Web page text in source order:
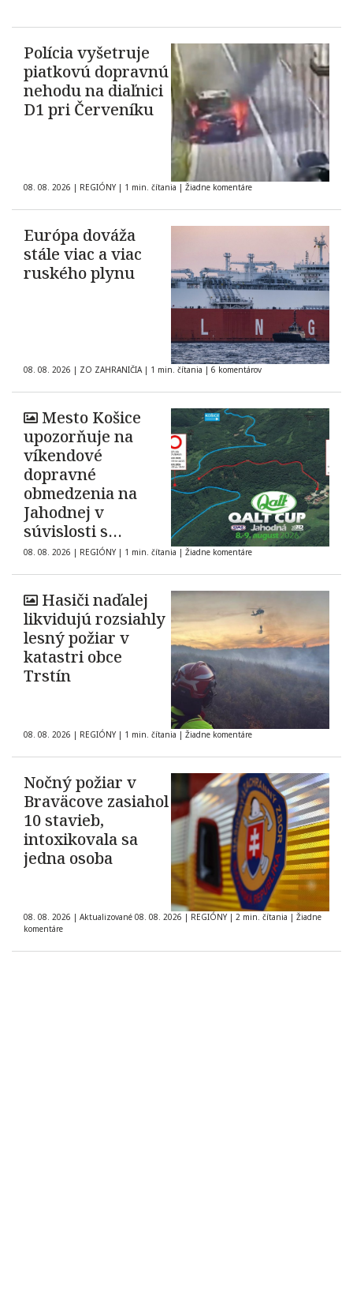
Polícia vyšetruje
piatkovú dopravnú
nehodu na diaľnici
D1 pri Červeníku
08. 08. 2026 | REGIÓNY | 1 min. čítania | Žiadne komentáre
Európa dováža
stále viac a viac
ruského plynu
08. 08. 2026 | ZO ZAHRANIČIA | 1 min. čítania | 6 komentárov
Mesto Košice
upozorňuje na
víkendové
dopravné
obmedzenia na
Jahodnej v
súvislosti s
automobilovými
pretekmi
08. 08. 2026 | REGIÓNY | 1 min. čítania | Žiadne komentáre
Hasiči naďalej
likvidujú rozsiahly
lesný požiar v
katastri obce
Trstín
08. 08. 2026 | REGIÓNY | 1 min. čítania | Žiadne komentáre
Nočný požiar v
Braväcove zasiahol
10 stavieb,
intoxikovala sa
jedna osoba
08. 08. 2026 | Aktualizované 08. 08. 2026 | REGIÓNY | 2 min. čítania | Žiadne
komentáre